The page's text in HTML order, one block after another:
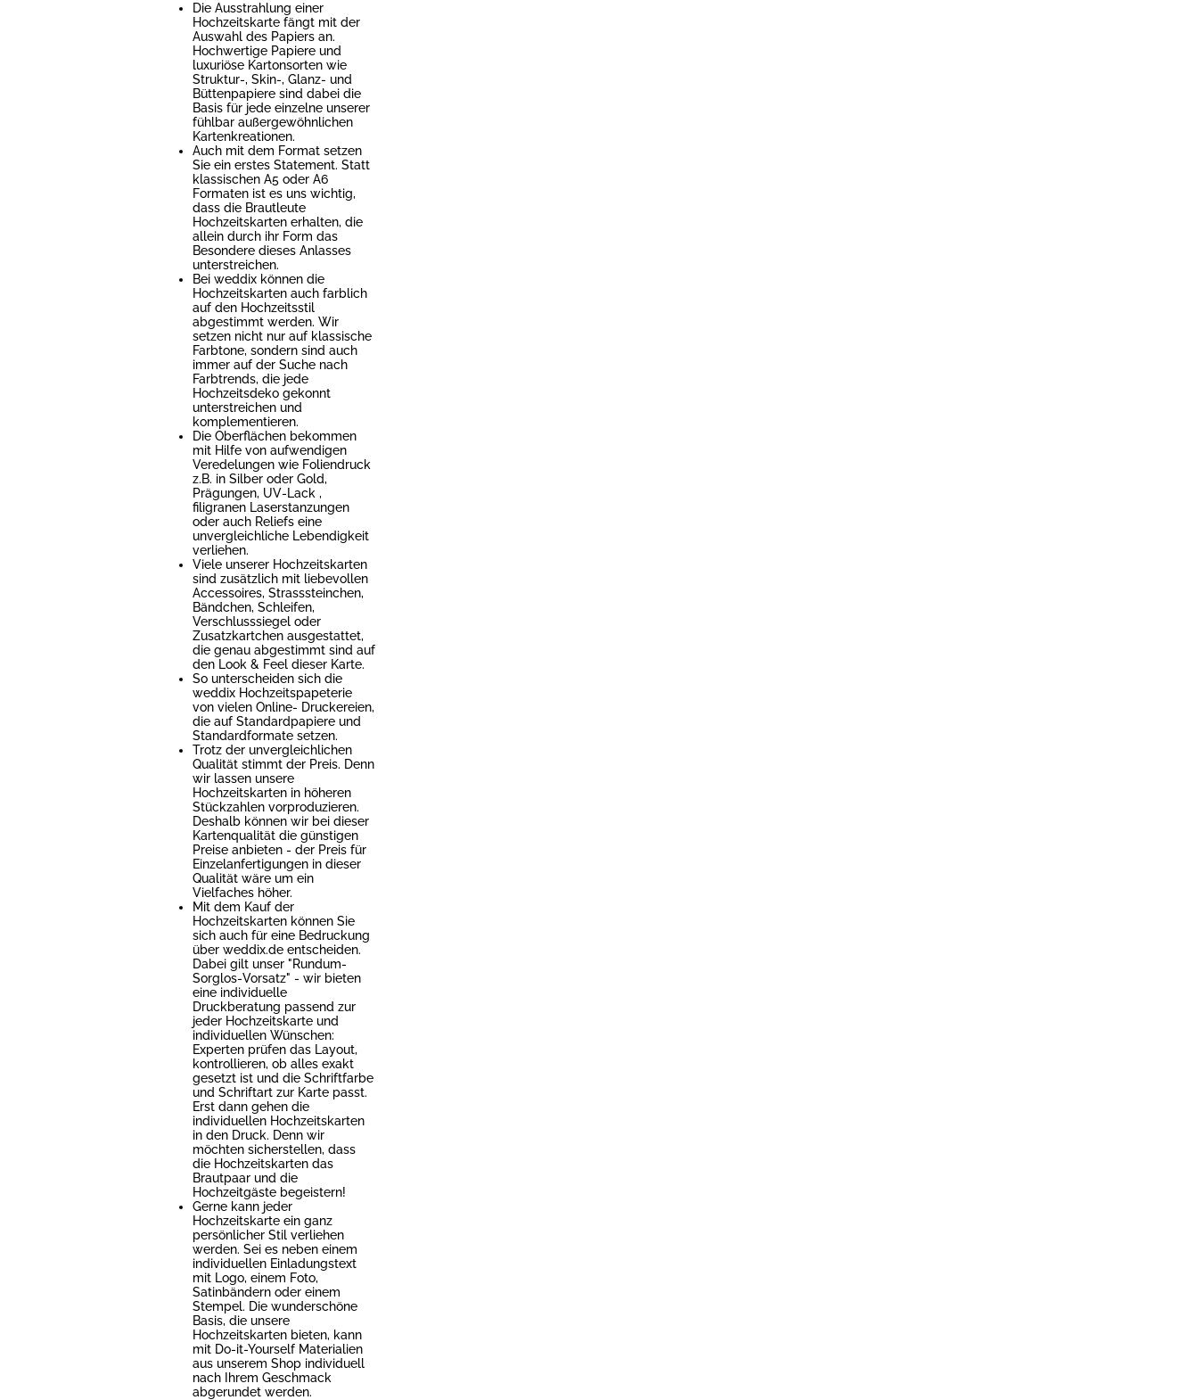
Die Ausstrahlung einer
Hochzeitskarte fängt mit der
Auswahl des Papiers an.
Hochwertige Papiere und
luxuriöse Kartonsorten wie
Struktur-, Skin-, Glanz- und
Büttenpapiere sind dabei die
Basis für jede einzelne unserer
fühlbar außergewöhnlichen
Kartenkreationen.
Auch mit dem Format setzen
Sie ein erstes Statement. Statt
klassischen A5 oder A6
Formaten ist es uns wichtig,
dass die Brautleute
Hochzeitskarten erhalten, die
allein durch ihr Form das
Besondere dieses Anlasses
unterstreichen.
Bei weddix können die
Hochzeitskarten auch farblich
auf den Hochzeitsstil
abgestimmt werden. Wir
setzen nicht nur auf klassische
Farbtone, sondern sind auch
immer auf der Suche nach
Farbtrends, die jede
Hochzeitsdeko gekonnt
unterstreichen und
komplementieren.
Die Oberflächen bekommen
mit Hilfe von aufwendigen
Veredelungen wie Foliendruck
z.B. in Silber oder Gold,
Prägungen, UV-Lack ,
filigranen Laserstanzungen
oder auch Reliefs eine
unvergleichliche Lebendigkeit
verliehen.
Viele unserer Hochzeitskarten
sind zusätzlich mit liebevollen
Accessoires, Strasssteinchen,
Bändchen, Schleifen,
Verschlusssiegel oder
Zusatzkartchen ausgestattet,
die genau abgestimmt sind auf
den Look & Feel dieser Karte.
So unterscheiden sich die
weddix Hochzeitspapeterie
von vielen Online- Druckereien,
die auf Standardpapiere und
Standardformate setzen.
Trotz der unvergleichlichen
Qualität stimmt der Preis. Denn
wir lassen unsere
Hochzeitskarten in höheren
Stückzahlen vorproduzieren.
Deshalb können wir bei dieser
Kartenqualität die günstigen
Preise anbieten - der Preis für
Einzelanfertigungen in dieser
Qualität wäre um ein
Vielfaches höher.
Mit dem Kauf der
Hochzeitskarten können Sie
sich auch für eine Bedruckung
über weddix.de entscheiden.
Dabei gilt unser "Rundum-
Sorglos-Vorsatz" - wir bieten
eine individuelle
Druckberatung passend zur
jeder Hochzeitskarte und
individuellen Wünschen:
Experten prüfen das Layout,
kontrollieren, ob alles exakt
gesetzt ist und die Schriftfarbe
und Schriftart zur Karte passt.
Erst dann gehen die
individuellen Hochzeitskarten
in den Druck. Denn wir
möchten sicherstellen, dass
die Hochzeitskarten das
Brautpaar und die
Hochzeitgäste begeistern!
Gerne kann jeder
Hochzeitskarte ein ganz
persönlicher Stil verliehen
werden. Sei es neben einem
individuellen Einladungstext
mit Logo, einem Foto,
Satinbändern oder einem
Stempel. Die wunderschöne
Basis, die unsere
Hochzeitskarten bieten, kann
mit Do-it-Yourself Materialien
aus unserem Shop individuell
nach Ihrem Geschmack
abgerundet werden.